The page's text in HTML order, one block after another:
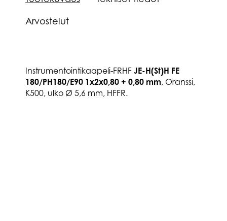
Arvostelut
Instrumentointikaapeli-FRHF JE-H(St)H FE
180/PH180/E90 1x2x0,80 + 0,80 mm, Oranssi,
K500, ulko Ø 5,6 mm, HFFR.